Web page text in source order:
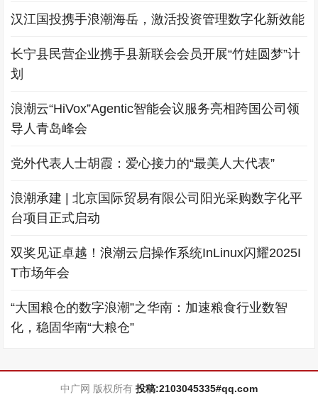
汉江国投携手浪潮海岳，激活投资管理数字化新效能
长宁县民营企业携手县新联会会员开展“竹娃圆梦”计
划
浪潮云“HiVox”Agentic智能会议服务亮相跨国公司领
导人青岛峰会
党外代表人士胡霞：爱心接力的“最美人大代表”
浪潮承建 | 北京国际贸易有限公司阳光采购数字化平
台项目正式启动
双奖见证卓越！浪潮云启操作系统InLinux闪耀2025I
T市场年会
“大国粮仓的数字浪潮”之华南：加速粮食行业数智
化，稳固华南“大粮仓”
中广网 版权所有 投稿:2103045335#qq.com